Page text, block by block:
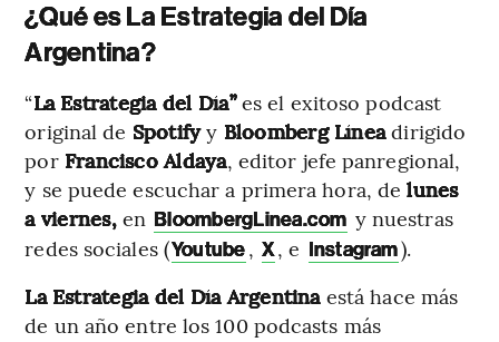
¿Qué es La Estrategia del Día
Argentina?
“La Estrategia del Día”es el exitoso podcast
original de Spotifyy Bloomberg Líneadirigido
por Francisco Aldaya, editor jefe panregional,
y se puede escuchar a primera hora, delunes
a viernes,en BloombergLinea.com y nuestras
redes sociales (Youtube, X, e Instagram).
La Estrategia del Día Argentinaestá hace más
de un año entre los 100 podcasts más